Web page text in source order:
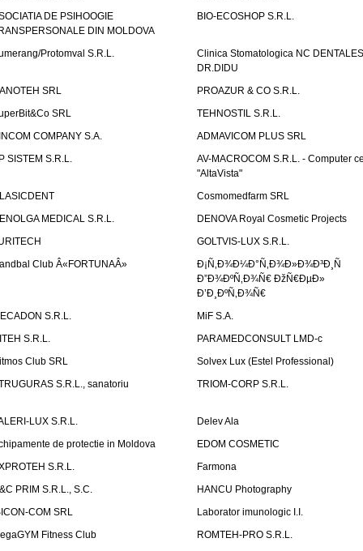
DE PSIHOOGIE
DIN MOLDOVA
BIO-ECOSHOP S.R.L.
Protomval S.R.L.
Clinica Stomatologica NC DENTALES
DR.DIDU
SRL
PROAZUR & CO S.R.L.
SRL
TEHNOSTIL S.R.L.
COMPANY S.A.
ADMAVICOM PLUS SRL
SISTEM S.R.L.
AV-MACROCOM S.R.L. - Computer
"AltaVista"
Cosmomedfarm SRL
MEDICAL S.R.L.
DENOVA Royal Cosmetic Projects
GOLTVIS-LUX S.R.L.
Club Â«FORTUNAÂ»
Ð¡Ñ‚Ð¾Ð¼Ð°Ñ‚Ð¾Ð»Ð¾Ð³Ð¸Ñ
Ð”Ð¾ÐºÑ‚Ð¾Ñ€ ÐžÑ€ÐµÐ»
Ð’Ð¸ÐºÑ‚Ð¾Ñ€
S.R.L.
MiF S.A.
S.R.L.
PARAMEDCONSULT LMD-c
Club SRL
Solvex Lux (Estel Professional)
S.R.L., sanatoriu
TRIOM-CORP S.R.L.
LUX S.R.L.
Delev Ala
de protectie in Moldova
EDOM COSMETIC
S.R.L.
Farmona
PRIM S.R.L., S.C.
HANCU Photography
COM SRL
Laborator imunologic I.I.
Fitness Club
ROMTEH-PRO S.R.L.